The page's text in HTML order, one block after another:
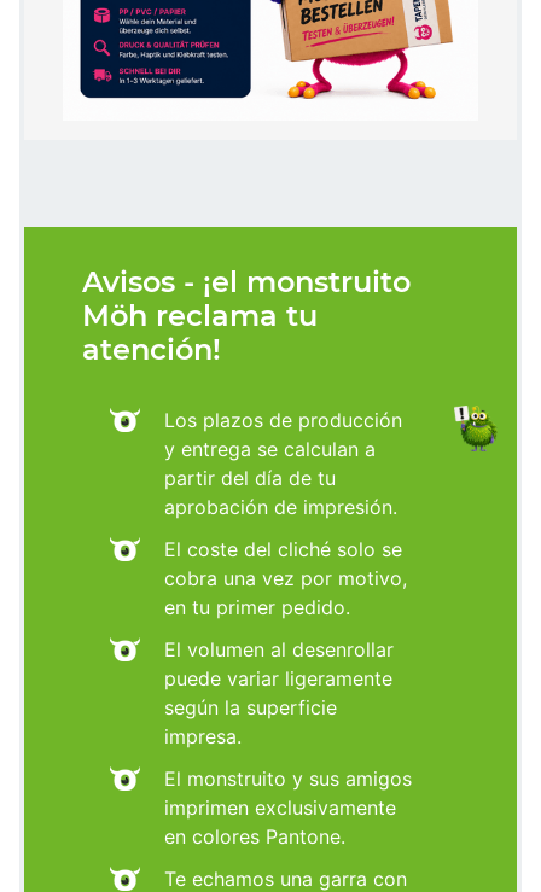
Avisos - ¡el monstruito
Möh reclama tu
atención!
Los plazos de producción
y entrega se calculan a
partir del día de tu
aprobación de impresión.
El coste del cliché solo se
cobra una vez por motivo,
en tu primer pedido.
El volumen al desenrollar
puede variar ligeramente
según la superficie
impresa.
El monstruito y sus amigos
imprimen exclusivamente
en colores Pantone.
Te echamos una garra con